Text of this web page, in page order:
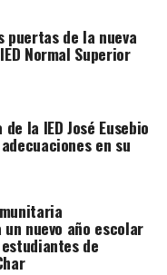
puertas de la nueva
Normal Superior
la IED José Eusebio
en su
nuevo año escolar
de